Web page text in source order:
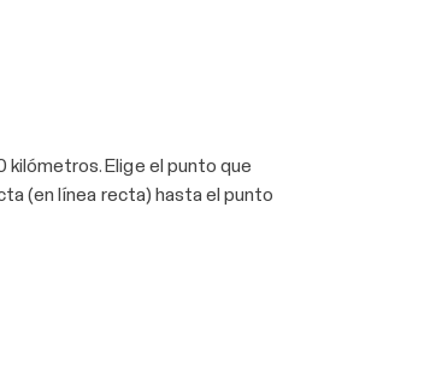
kilómetros. Elige el punto que
(en línea recta) hasta el punto